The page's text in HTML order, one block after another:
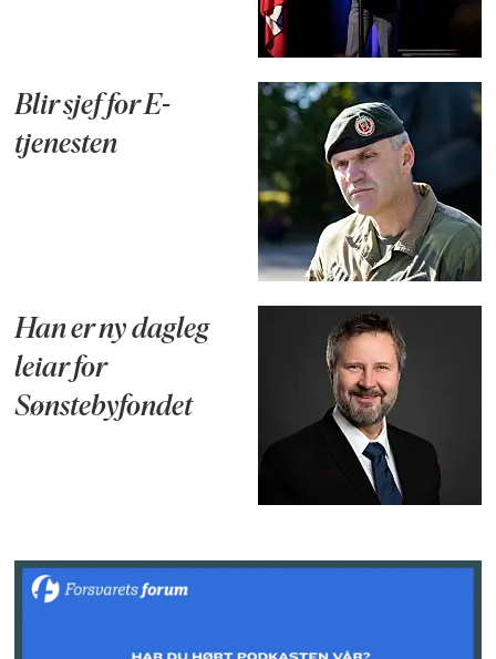
Blir sjef for E-
tjenesten
Han er ny dagleg
leiar for
Sønstebyfondet